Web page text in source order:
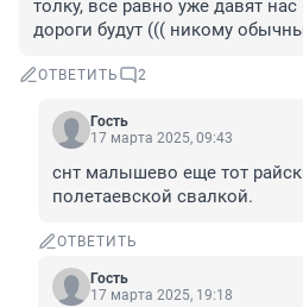
толку, все равно уже давят
дороги будут ((( никому
ОТВЕТИТЬ 2
Гость
17 марта 2025, 09:43
снт малышево еще тот
полетаевской свалкой.
ОТВЕТИТЬ
Гость
17 марта 2025, 19:18